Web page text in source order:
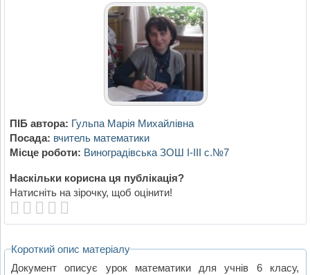
ПІБ автора: Гульпа Марія Михайлівна
Посада: вчитель математики
Місце роботи: Виноградівська ЗОШ І-ІІІ с.№7
Наскільки корисна ця публікація?
Натисніть на зірочку, щоб оцінити!
Короткий опис матеріалу
Документ описує урок математики для учнів 6 класу,